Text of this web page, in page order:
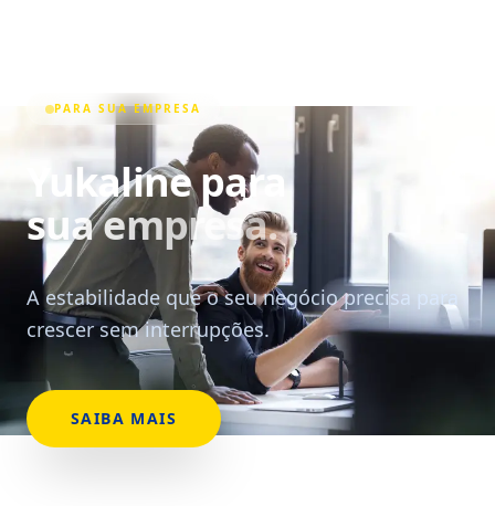
PARA SUA EMPRESA
Yukaline para
sua empresa.
A estabilidade que o seu negócio precisa para
crescer sem interrupções.
SAIBA MAIS